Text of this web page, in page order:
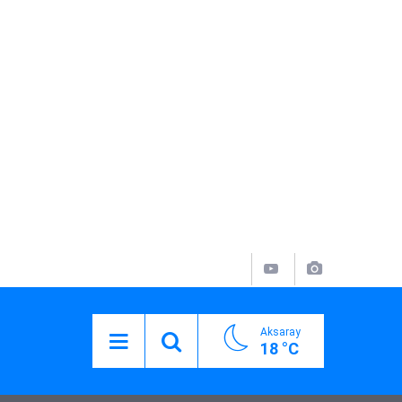
Aksaray
18 °C